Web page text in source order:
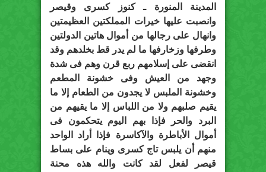
المدينة المنورة ـ كنوز كسرى وقيصر
وانصبت عليها خيرات المملكتين العظيمتين
وانهال على رجالها من أموال هاتين الدولتين
وطرفها وزخارفها ما لم يدر قط بخلدهم وقد
انقضى على إسلامهم ربع قرن وهم فى شدة
وجهد من العيش وفى خشونة المطعم
وخشونة الملبس لا يجدون من الطعام إلا ما
يقيم صلبهم ولا من اللباس إلا ما يقيهم من
البرد والحر فإذا بهم اليوم يتحكمون فى
أموال الأباطرة والآكاسرة فإذا أراد الواحد
منهم أن يلبس تاج كسرى وينام على بساط
قيصر لفعل لقد كانت والله هذه محنة